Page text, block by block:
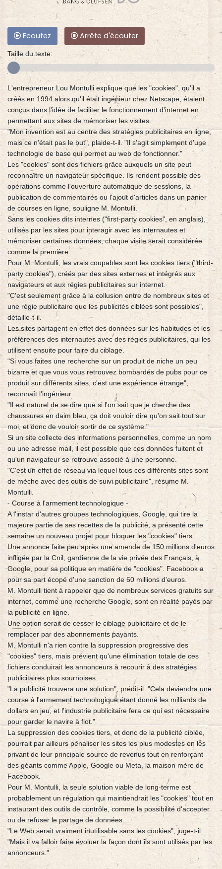
Ecoutez Arrête d'écouter
Taille du texte:
L'entrepreneur Lou Montulli explique que les "cookies", qu'il a
créés en 1994 alors qu'il était ingénieur chez Netscape, étaient
conçus dans l'idée de faciliter le fonctionnement d'internet en
permettant aux sites de mémoriser les visites.
"Mon invention est au centre des stratégies publicitaires en ligne,
mais ce n'était pas le but", plaide-t-il. "Il s'agit simplement d'une
technologie de base qui permet au web de fonctionner."
Les "cookies" sont des fichiers grâce auxquels un site peut
reconnaître un navigateur spécifique. Ils rendent possible des
opérations comme l'ouverture automatique de sessions, la
publication de commentaires ou l'ajout d'articles dans un panier
de courses en ligne, souligne M. Montulli.
Sans les cookies dits internes ("first-party cookies", en anglais),
utilisés par les sites pour interagir avec les internautes et
mémoriser certaines données, chaque visite serait considérée
comme la première.
Pour M. Montulli, les vrais coupables sont les cookies tiers ("third-
party cookies"), créés par des sites externes et intégrés aux
navigateurs et aux régies publicitaires sur internet.
"C'est seulement grâce à la collusion entre de nombreux sites et
une régie publicitaire que les publicités ciblées sont possibles",
détaille-t-il.
Les sites partagent en effet des données sur les habitudes et les
préférences des internautes avec des régies publicitaires, qui les
utilisent ensuite pour faire du ciblage.
"Si vous faites une recherche sur un produit de niche un peu
bizarre et que vous vous retrouvez bombardés de pubs pour ce
produit sur différents sites, c'est une expérience étrange",
reconnaît l'ingénieur.
"Il est naturel de se dire que si l'on sait que je cherche des
chaussures en daim bleu, ça doit vouloir dire qu'on sait tout sur
moi, et donc de vouloir sortir de ce système."
Si un site collecte des informations personnelles, comme un nom
ou une adresse mail, il est possible que ces données fuitent et
qu'un navigateur se retrouve associé à une personne.
"C'est un effet de réseau via lequel tous ces différents sites sont
de mèche avec des outils de suivi publicitaire", résume M.
Montulli.
- Course à l'armement technologique -
A l'instar d'autres groupes technologiques, Google, qui tire la
majeure partie de ses recettes de la publicité, a présenté cette
semaine un nouveau projet pour bloquer les "cookies" tiers.
Une annonce faite peu après une amende de 150 millions d'euros
infligée par la Cnil, gardienne de la vie privée des Français, à
Google, pour sa politique en matière de "cookies". Facebook a
pour sa part écopé d'une sanction de 60 millions d'euros.
M. Montulli tient à rappeler que de nombreux services gratuits sur
internet, comme une recherche Google, sont en réalité payés par
la publicité en ligne.
Une option serait de cesser le ciblage publicitaire et de le
remplacer par des abonnements payants.
M. Montulli n'a rien contre la suppression progressive des
"cookies" tiers, mais prévient qu'une élimination totale de ces
fichiers conduirait les annonceurs à recourir à des stratégies
publicitaires plus sournoises.
"La publicité trouvera une solution", prédit-il. "Cela deviendra une
course à l'armement technologique étant donné les milliards de
dollars en jeu, et l'industrie publicitaire fera ce qui est nécessaire
pour garder le navire à flot."
La suppression des cookies tiers, et donc de la publicité ciblée,
pourrait par ailleurs pénaliser les sites les plus modestes en les
privant de leur principale source de revenus tout en renforçant
des géants comme Apple, Google ou Meta, la maison mère de
Facebook.
Pour M. Montulli, la seule solution viable de long-terme est
probablement un régulation qui maintiendrait les "cookies" tout en
instaurant des outils de contrôle, comme la possibilité d'accepter
ou de refuser le partage de données.
"Le Web serait vraiment inutilisable sans les cookies", juge-t-il.
"Mais il va falloir faire évoluer la façon dont ils sont utilisés par les
annonceurs."